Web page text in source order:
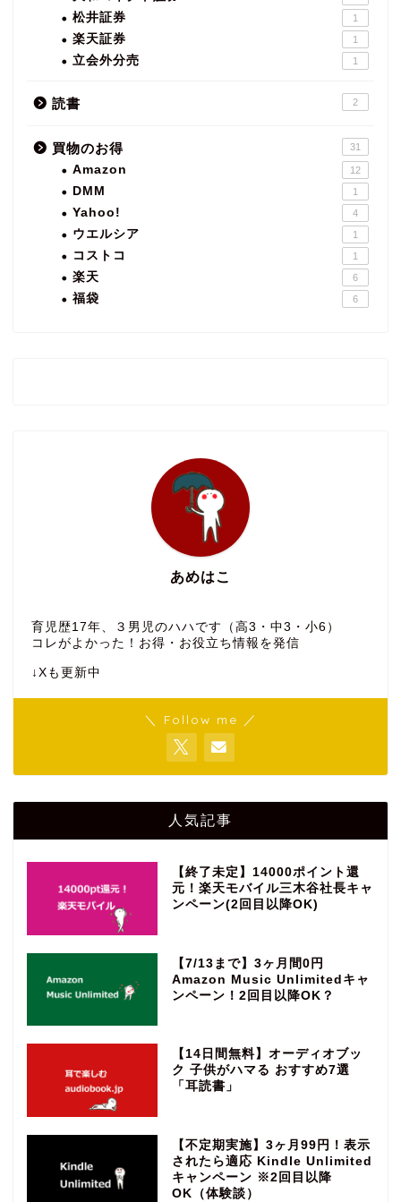
松井証券 1
楽天証券 1
立会外分売 1
読書 2
買物のお得 31
Amazon 12
DMM 1
Yahoo! 4
ウエルシア 1
コストコ 1
楽天 6
福袋 6
あめはこ
育児歴17年、３男児のハハです（高3・中3・小6）
コレがよかった！お得・お役立ち情報を発信
↓Xも更新中
＼ Follow me ／
人気記事
【終了未定】14000ポイント還
元！楽天モバイル三木谷社長キャ
ンペーン(2回目以降OK)
【7/13まで】3ヶ月間0円
Amazon Music Unlimitedキャ
ンペーン！2回目以降OK？
【14日間無料】オーディオブッ
ク 子供がハマる おすすめ7選
「耳読書」
【不定期実施】3ヶ月99円！表示
されたら適応 Kindle Unlimited
キャンペーン ※2回目以降
OK（体験談）